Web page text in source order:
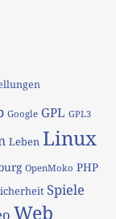
Google GPL GPL3
Leben Linux
OpenMoko PHP
Spiele
Web